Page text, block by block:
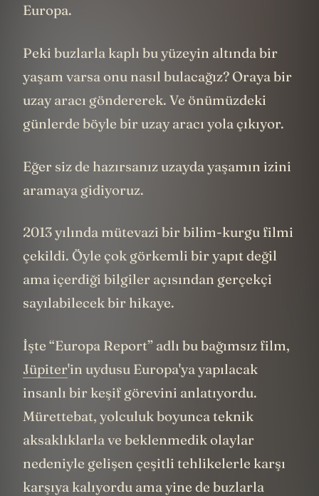
Europa.
Peki buzlarla kaplı bu yüzeyin altında bir
yaşam varsa onu nasıl bulacağız? Oraya bir
uzay aracı göndererek. Ve önümüzdeki
günlerde böyle bir uzay aracı yola çıkıyor.
Eğer siz de hazırsanız uzayda yaşamın izini
aramaya gidiyoruz.
2013 yılında mütevazi bir bilim-kurgu filmi
çekildi. Öyle çok görkemli bir yapıt değil
ama içerdiği bilgiler açısından gerçekçi
sayılabilecek bir hikaye.
İşte “Europa Report” adlı bu bağımsız film,
Jüpiter'in uydusu Europa'ya yapılacak
insanlı bir keşif görevini anlatıyordu.
Mürettebat, yolculuk boyunca teknik
aksaklıklarla ve beklenmedik olaylar
nedeniyle gelişen çeşitli tehlikelerle karşı
karşıya kalıyordu ama yine de buzlarla